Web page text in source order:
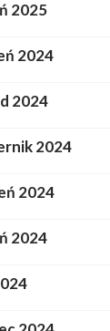
2025
2024
2024
2024
2024
2024